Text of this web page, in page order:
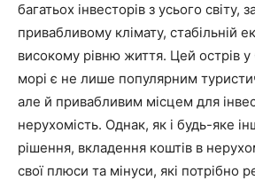
багатьох інвесторів з усього світу,
привабливому клімату, стабільній
високому рівню життя. Цей острів
морі є не лише популярним
але й привабливим місцем для
нерухомість. Однак, як і будь-яке
рішення, вкладення коштів в
свої плюси та мінуси, які потрібно